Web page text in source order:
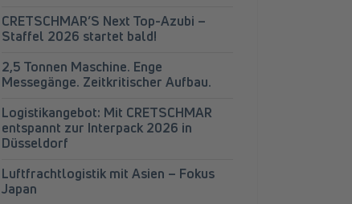
CRETSCHMAR’S Next Top-Azubi –
Staffel 2026 startet bald!
2,5 Tonnen Maschine. Enge
Messegänge. Zeitkritischer Aufbau.
Logistikangebot: Mit CRETSCHMAR
entspannt zur Interpack 2026 in
Düsseldorf
Luftfrachtlogistik mit Asien – Fokus
Japan